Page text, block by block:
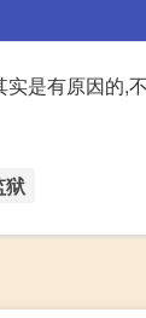
是有原因的,
狱